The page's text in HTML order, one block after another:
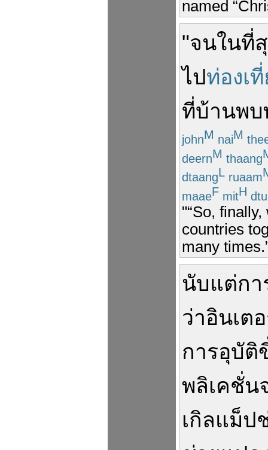
named
"จนในที่
ไปท่องเ
ที่บ้านพบ
johnM naiM
deernM thaang
dtaangL ruaam
maaeF mitH
"“So,
countries
many
นับแต่กา
ว่าอินเต
การอุบัติ
พลิเคชั่น
เกิลแม็ป